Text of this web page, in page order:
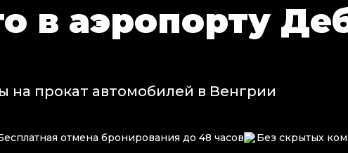
в аэропорту
на прокат автомобилей в Венгрии
отмена бронирования до 48 часов Без скрытых